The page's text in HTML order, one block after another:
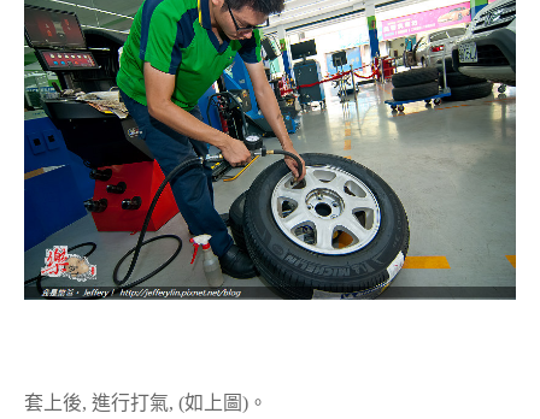
套上後, 進行打氣, (如上圖)。